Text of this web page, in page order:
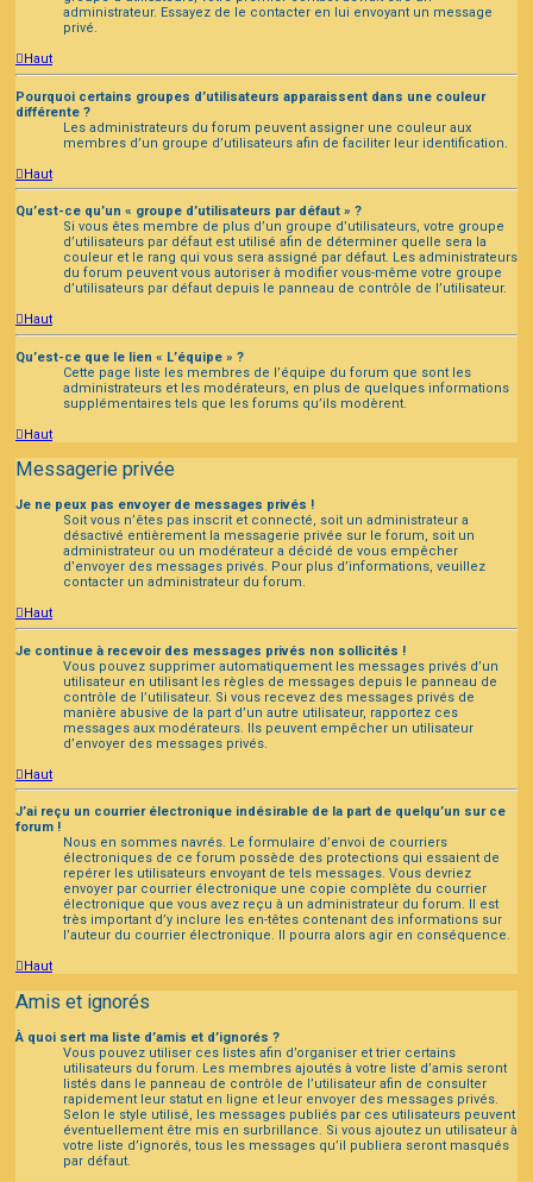
administrateur. Essayez de le contacter en lui envoyant un message
privé.
Haut
Pourquoi certains groupes d’utilisateurs apparaissent dans une couleur
différente ?
Les administrateurs du forum peuvent assigner une couleur aux
membres d’un groupe d’utilisateurs afin de faciliter leur identification.
Haut
Qu’est-ce qu’un « groupe d’utilisateurs par défaut » ?
Si vous êtes membre de plus d’un groupe d’utilisateurs, votre groupe
d’utilisateurs par défaut est utilisé afin de déterminer quelle sera la
couleur et le rang qui vous sera assigné par défaut. Les administrateurs
du forum peuvent vous autoriser à modifier vous-même votre groupe
d’utilisateurs par défaut depuis le panneau de contrôle de l’utilisateur.
Haut
Qu’est-ce que le lien « L’équipe » ?
Cette page liste les membres de l’équipe du forum que sont les
administrateurs et les modérateurs, en plus de quelques informations
supplémentaires tels que les forums qu’ils modèrent.
Haut
Messagerie privée
Je ne peux pas envoyer de messages privés !
Soit vous n’êtes pas inscrit et connecté, soit un administrateur a
désactivé entièrement la messagerie privée sur le forum, soit un
administrateur ou un modérateur a décidé de vous empêcher
d’envoyer des messages privés. Pour plus d’informations, veuillez
contacter un administrateur du forum.
Haut
Je continue à recevoir des messages privés non sollicités !
Vous pouvez supprimer automatiquement les messages privés d’un
utilisateur en utilisant les règles de messages depuis le panneau de
contrôle de l’utilisateur. Si vous recevez des messages privés de
manière abusive de la part d’un autre utilisateur, rapportez ces
messages aux modérateurs. Ils peuvent empêcher un utilisateur
d’envoyer des messages privés.
Haut
J’ai reçu un courrier électronique indésirable de la part de quelqu’un sur ce
forum !
Nous en sommes navrés. Le formulaire d’envoi de courriers
électroniques de ce forum possède des protections qui essaient de
repérer les utilisateurs envoyant de tels messages. Vous devriez
envoyer par courrier électronique une copie complète du courrier
électronique que vous avez reçu à un administrateur du forum. Il est
très important d’y inclure les en-têtes contenant des informations sur
l’auteur du courrier électronique. Il pourra alors agir en conséquence.
Haut
Amis et ignorés
À quoi sert ma liste d’amis et d’ignorés ?
Vous pouvez utiliser ces listes afin d’organiser et trier certains
utilisateurs du forum. Les membres ajoutés à votre liste d’amis seront
listés dans le panneau de contrôle de l’utilisateur afin de consulter
rapidement leur statut en ligne et leur envoyer des messages privés.
Selon le style utilisé, les messages publiés par ces utilisateurs peuvent
éventuellement être mis en surbrillance. Si vous ajoutez un utilisateur à
votre liste d’ignorés, tous les messages qu’il publiera seront masqués
par défaut.